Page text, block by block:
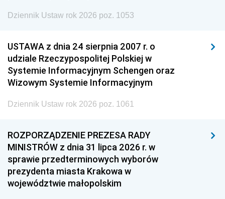
Dziennik Ustaw rok 2026 poz. 1053
USTAWA z dnia 24 sierpnia 2007 r. o
udziale Rzeczypospolitej Polskiej w
Systemie Informacyjnym Schengen oraz
Wizowym Systemie Informacyjnym
Dziennik Ustaw rok 2026 poz. 1061
ROZPORZĄDZENIE PREZESA RADY
MINISTRÓW z dnia 31 lipca 2026 r. w
sprawie przedterminowych wyborów
prezydenta miasta Krakowa w
województwie małopolskim